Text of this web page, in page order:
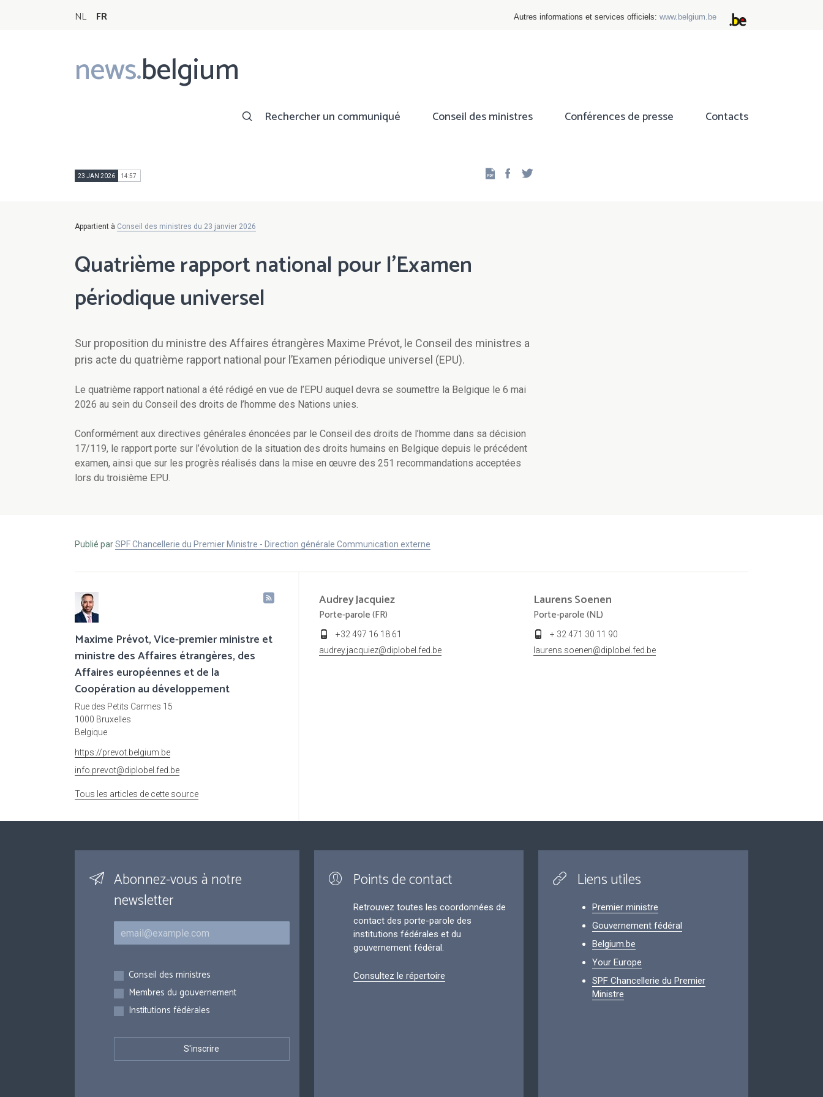
NL FR Autres informations et services officiels: www.belgium.be
news.belgium
Main
navigation
Rechercher un communiqué Conseil des ministres Conférences de presse Contacts
23 JAN 2026 14:57 Facebook
Appartient à Conseil des ministres du 23 janvier 2026
Quatrième rapport national pour l’Examen
périodique universel
Sur proposition du ministre des Affaires étrangères Maxime Prévot, le Conseil des ministres a
pris acte du quatrième rapport national pour l’Examen périodique universel (EPU).
Le quatrième rapport national a été rédigé en vue de l’EPU auquel devra se soumettre la Belgique le 6 mai
2026 au sein du Conseil des droits de l’homme des Nations unies.
Conformément aux directives générales énoncées par le Conseil des droits de l’homme dans sa décision
17/119, le rapport porte sur l’évolution de la situation des droits humains en Belgique depuis le précédent
examen, ainsi que sur les progrès réalisés dans la mise en œuvre des 251 recommandations acceptées
lors du troisième EPU.
Publié parSPF Chancellerie du Premier Ministre - Direction générale Communication externe
Maxime Prévot, Vice-premier ministre et
ministre des Affaires étrangères, des
Affaires européennes et de la
Coopération au développement
Rue des Petits Carmes 15
1000 Bruxelles
Belgique
https://prevot.belgium.be
info.prevot@diplobel.fed.be
Tous les articles de cette source
AudreyJacquiez
Porte-parole (FR)
+32 497 16 18 61
audrey.jacquiez@diplobel.fed.be
LaurensSoenen
Porte-parole (NL)
+ 32 471 30 11 90
laurens.soenen@diplobel.fed.be
Abonnez-vous à notre
newsletter
Courriel
Inscriptions
Conseil des ministres
Membres du gouvernement
Institutions fédérales
Points de contact
Retrouvez toutes les coordonnées de
contact des porte-parole des
institutions fédérales et du
gouvernement fédéral.
Consultez le répertoire
Liens utiles
Premier ministre
Gouvernement fédéral
Belgium.be
Your Europe
SPF Chancellerie du Premier
Ministre